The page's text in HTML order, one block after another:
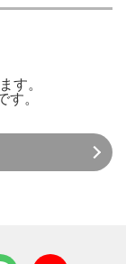
す。
す。